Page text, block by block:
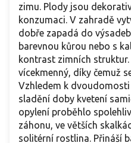
zimu. Plody jsou
konzumaci. V zahradě
dobře zapadá do
barevnou kůrou nebo s
kontrast zimních
vícekmenný, díky čemuž
Vzhledem k
sladění doby kvetení
opylení proběhlo
záhonu, ve větších
solitérní rostlina. Přináší